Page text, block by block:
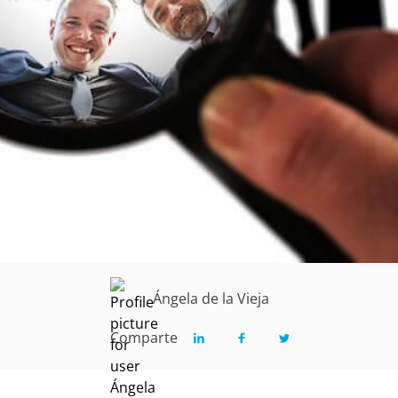
Ángela de la Vieja
Comparte